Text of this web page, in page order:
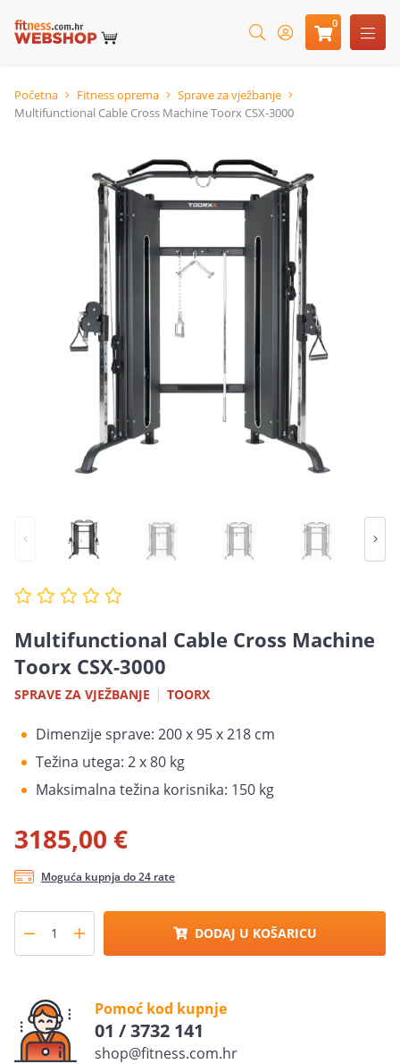
0
Početna Fitness oprema
Sprave za vježbanje
Multifunctional Cable Cross Machine Toorx CSX-3000
Multifunctional Cable Cross Machine
Toorx CSX-3000
SPRAVE ZA VJEŽBANJE | TOORX
Dimenzije sprave: 200 x 95 x 218 cm
Težina utega: 2 x 80 kg
Maksimalna težina korisnika: 150 kg
3185,00 €
Moguća kupnja do 24 rate
DODAJ U KOŠARICU
Pomoć kod kupnje
01 / 3732 141
shop@fitness.com.hr